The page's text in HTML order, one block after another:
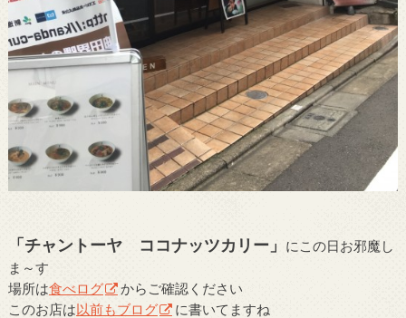
「チャントーヤ ココナッツカリー」
にこの日お邪魔し
ま～す
場所は食べログ
からご確認ください
このお店は以前もブログ
に書いてますね